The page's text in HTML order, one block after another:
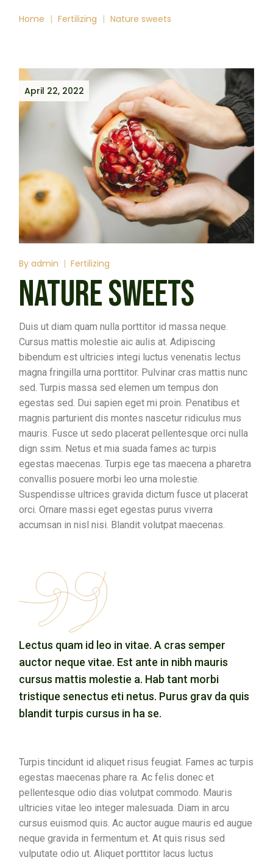
Home Fertilizing Nature sweets
April 22, 2022
By admin Fertilizing
NATURE SWEETS
Duis ut diam quam nulla porttitor id massa neque.
Cursus mattis molestie aic aulis at. Adipiscing
bibendum est ultricies integi luctus venenatis lectus
magna fringilla urna porttitor. Pulvinar cras mattis nunc
sed. Turpis massa sed elemen um tempus don
egestas sed. Dui sapien eget mi proin. Penatibus et
magnis parturient dis montes nascetur ridiculus mus
mauris. Fusce ut sedo placerat pellentesque orci nulla
dign ssim. Netus et mia suada fames ac turpis
egestas maecenas. Turpis ege tas maecena a pharetra
convallis posuere morbi leo urna molestie.
Suspendisse ultrices gravida dictum fusce ut placerat
orci. Ornare massi eget egestas purus viverra
accumsan in nisl nisi. Blandit volutpat maecenas.
Lectus quam id leo in vitae. A cras semper
auctor neque vitae. Est ante in nibh mauris
cursus mattis molestie a. Hab tant morbi
tristique senectus eti netus. Purus grav da quis
blandit turpis cursus in ha se.
Turpis tincidunt id aliquet risus feugiat. Fames ac turpis
egestas maecenas phare ra. Ac felis donec et
pellentesque odio dias volutpat commodo. Mauris
ultricies vitae leo integer malesuada. Diam in arcu
cursus euismod quis. Ac auctor augue mauris ed augue
neque gravida in fermentum et. At quis risus sed
vulputate odio ut. Aliquet porttitor lacus luctus